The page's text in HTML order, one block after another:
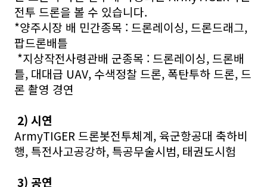
전투 드론을 볼 수 있습니다.
*양주시장 배 민간종목 : 드론레이싱, 드론드래그,
팝드론배틀
*지상작전사령관배 군종목 : 드론레이싱, 드론배
틀, 대대급 UAV, 수색정찰 드론, 폭탄투하 드론, 드
론 촬영 경연
2) 시연
ArmyTIGER 드론봇전투체계, 육군항공대 축하비
행, 특전사고공강하, 특공무술시범, 태권도시험
3) 공연